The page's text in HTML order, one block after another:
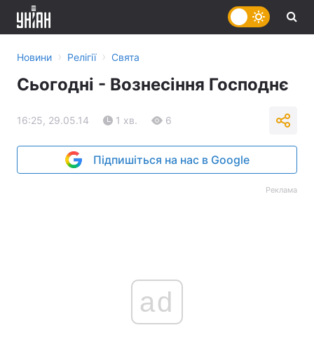
Новини › Релігії › Свята
Сьогодні - Вознесіння Господнє
16:25, 29.05.14 1 хв. 6
Підпишіться на нас в Google
Реклама
ad